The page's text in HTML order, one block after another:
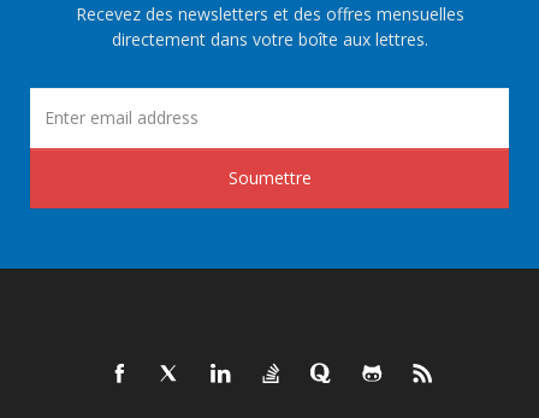
Recevez des newsletters et des offres mensuelles
directement dans votre boîte aux lettres.
Soumettre